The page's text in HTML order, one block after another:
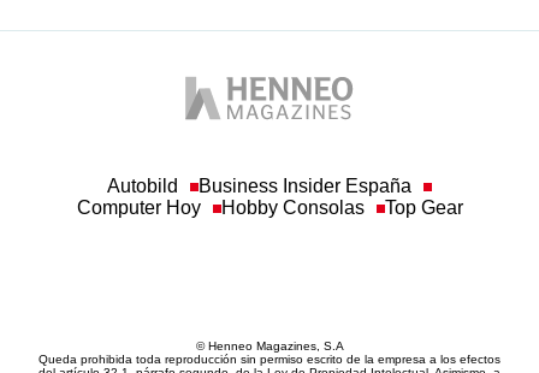
Autobild
Business Insider España
Computer Hoy
Hobby Consolas Top Gear
© Henneo Magazines, S.A
Queda prohibida toda reproducción sin permiso escrito de la empresa a los efectos